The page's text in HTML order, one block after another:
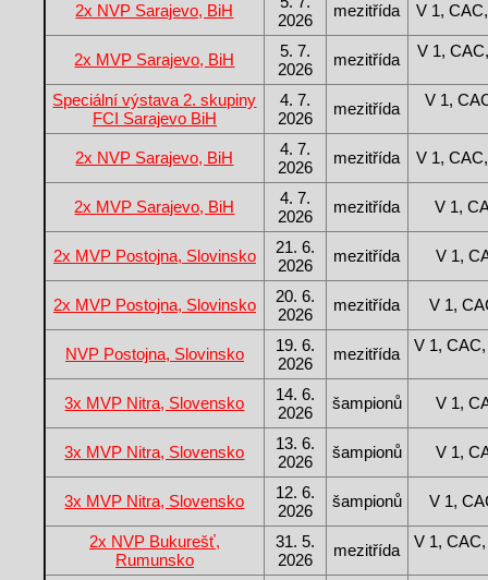
2x NVP Sarajevo, BiH
2026
mezitřída V 1,
2x MVP Sarajevo, BiH
5. 7.
2026
mezitřída V 1,
Speciální výstava 2. skupiny
FCI Sarajevo BiH
4. 7.
2026
mezitřída V 1,
2x NVP Sarajevo, BiH
4. 7.
2026
mezitřída V 1,
2x MVP Sarajevo, BiH
4. 7.
2026
mezitřída V 1,
2x MVP Postojna, Slovinsko
21. 6.
2026
mezitřída V 1,
2x MVP Postojna, Slovinsko
20. 6.
2026
mezitřída V 1,
NVP Postojna, Slovinsko
19. 6.
2026
mezitřída V 1,
3x MVP Nitra, Slovensko
14. 6.
2026
šampionů V 1,
3x MVP Nitra, Slovensko
13. 6.
2026
šampionů V 1,
3x MVP Nitra, Slovensko
12. 6.
2026
šampionů V 1,
2x NVP Bukurešť,
Rumunsko
31. 5.
2026
mezitřída V 1,